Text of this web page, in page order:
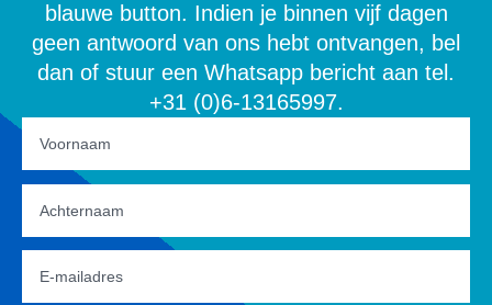
blauwe button. Indien je binnen vijf dagen
geen antwoord van ons hebt ontvangen, bel
dan of stuur een Whatsapp bericht aan tel.
+31 (0)6-13165997.